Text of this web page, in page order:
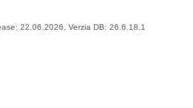
22.06.2026, Verzia DB: 26.6.18.1